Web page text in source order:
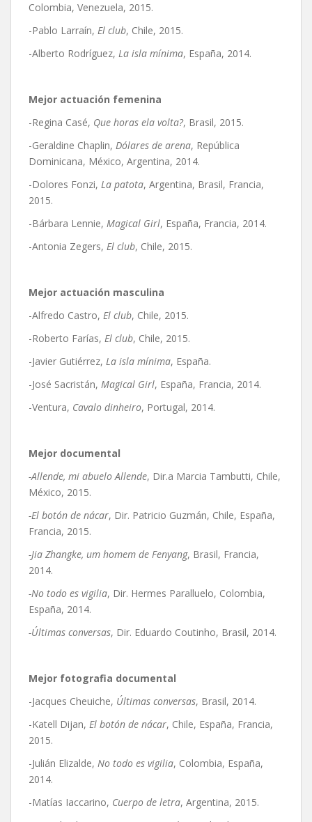
Colombia, Venezuela, 2015.
-Pablo Larraín, El club, Chile, 2015.
-Alberto Rodríguez, La isla mínima, España, 2014.
Mejor actuación femenina
-Regina Casé, Que horas ela volta?, Brasil, 2015.
-Geraldine Chaplin, Dólares de arena, República
Dominicana, México, Argentina, 2014.
-Dolores Fonzi, La patota, Argentina, Brasil, Francia,
2015.
-Bárbara Lennie, Magical Girl, España, Francia, 2014.
-Antonia Zegers, El club, Chile, 2015.
Mejor actuación masculina
-Alfredo Castro, El club, Chile, 2015.
-Roberto Farías, El club, Chile, 2015.
-Javier Gutiérrez, La isla mínima, España.
-José Sacristán, Magical Girl, España, Francia, 2014.
-Ventura, Cavalo dinheiro, Portugal, 2014.
Mejor documental
-Allende, mi abuelo Allende, Dir.a Marcia Tambutti, Chile,
México, 2015.
-El botón de nácar, Dir. Patricio Guzmán, Chile, España,
Francia, 2015.
-Jia Zhangke, um homem de Fenyang, Brasil, Francia,
2014.
-No todo es vigilia, Dir. Hermes Paralluelo, Colombia,
España, 2014.
-Últimas conversas, Dir. Eduardo Coutinho, Brasil, 2014.
Mejor fotografia documental
-Jacques Cheuiche, Últimas conversas, Brasil, 2014.
-Katell Dijan, El botón de nácar, Chile, España, Francia,
2015.
-Julián Elizalde, No todo es vigilia, Colombia, España,
2014.
-Matías Iaccarino, Cuerpo de letra, Argentina, 2015.